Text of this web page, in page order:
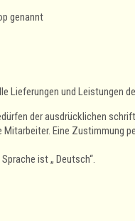
genannt
Lieferungen und Leistungen
der ausdrücklichen
Eine Zustimmung
ist „ Deutsch“.